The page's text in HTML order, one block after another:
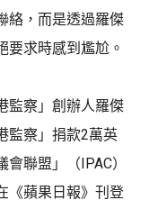
絡，而是透過羅傑
要求時感到尷尬。
監察」創辦人羅傑
監察」捐款2萬英
聯盟」（IPAC）
《蘋果日報》刊登